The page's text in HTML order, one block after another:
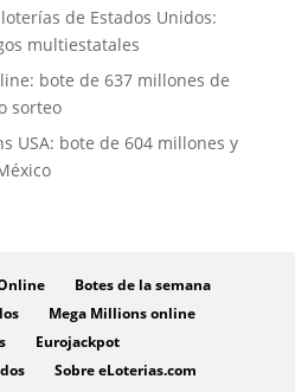
de Estados Unidos:
multiestatales
bote de 637 millones de
sorteo
USA: bote de 604 millones y
Botes de la semana
Mega Millions online
Eurojackpot
Sobre eLoterias.com